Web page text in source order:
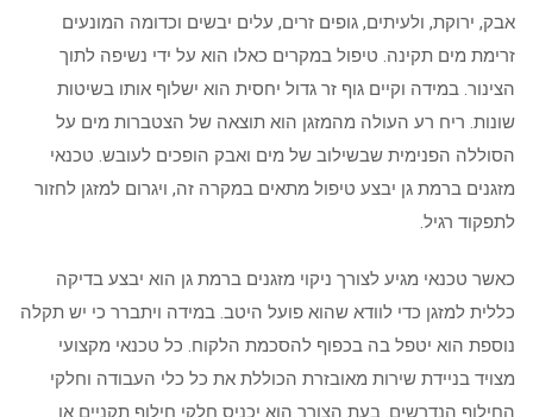
אבק, ירוקת, ולעיתים, גופים זרים, עלים יבשים וכדומה המונעים
זרימת מים תקינה. טיפול במקרים כאלו הוא על ידי נשיפה לתוך
הצינור. במידה וקיים גוף זר גדול יחסית הוא ישלוף אותו בשיטות
שונות. ריח רע העולה מהמזגן הוא תוצאה של הצטברות מים על
הסוללה הפנימית שבשילוב של מים ואבק הופכים לעובש. טכנאי
מזגנים ברמת גן יבצע טיפול מתאים במקרה זה, ויגרום למזגן לחזור
לתפקוד רגיל.
כאשר טכנאי מגיע לצורך ניקוי מזגנים ברמת גן הוא יבצע בדיקה
כללית למזגן כדי לוודא שהוא פועל היטב. במידה ויתברר כי יש תקלה
נוספת הוא יטפל בה בכפוף להסכמת הלקוח. כל טכנאי מקצועי
מצויד בניידת שירות מאובזרת הכוללת את כל כלי העבודה וחלקי
החילוף הנדרשים. בעת הצורך הוא יכניס חלקי חילוף תקניים או